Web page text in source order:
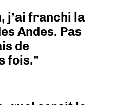
j’ai franchi la
Andes. Pas
de
fois."